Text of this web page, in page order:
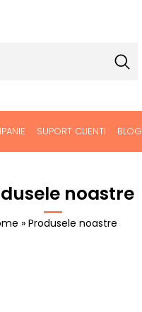
SUPORT CLIENTI BLOG
noastre
» Produsele noastre